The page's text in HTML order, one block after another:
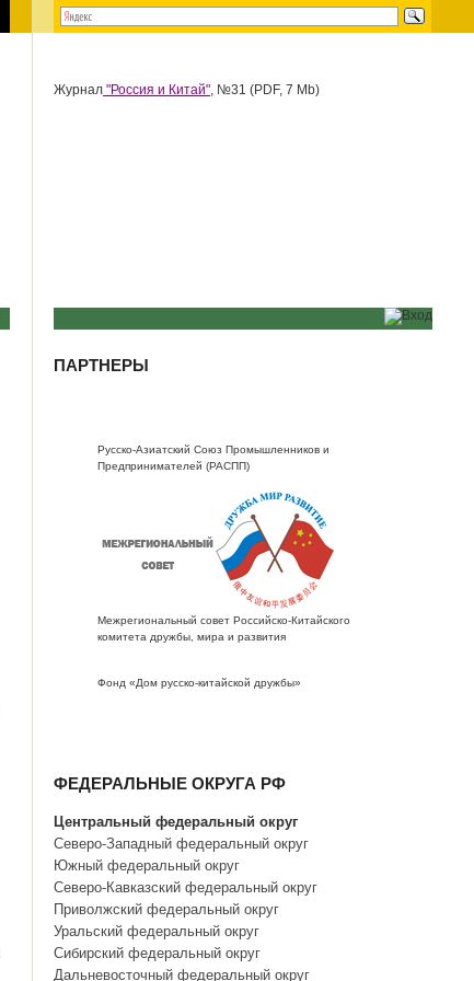
Журнал "Россия и Китай", №31 (PDF, 7 Mb)
ПАРТНЕРЫ
Русско-Азиатский Союз Промышленников и
Предпринимателей (РАСПП)
Межрегиональный совет Российско-Китайского
комитета дружбы, мира и развития
Фонд «Дом русско-китайской дружбы»
ФЕДЕРАЛЬНЫЕ ОКРУГА РФ
Центральный федеральный округ
Северо-Западный федеральный округ
Южный федеральный округ
Северо-Кавказский федеральный округ
Приволжский федеральный округ
Уральский федеральный округ
Сибирский федеральный округ
Дальневосточный федеральный округ